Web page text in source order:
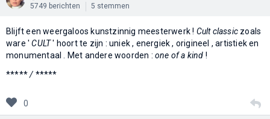
5749 berichten 5 stemmen
Blijft een weergaloos kunstzinnig meesterwerk ! Cult classic zoals
ware 'CULT' hoort te zijn : uniek , energiek , origineel , artistiek en
monumentaal . Met andere woorden : one of a kind !
*****/ *****
0